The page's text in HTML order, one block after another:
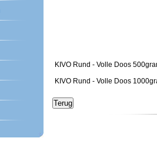
KIVO Rund - Volle Doos
KIVO Rund - Volle Doos